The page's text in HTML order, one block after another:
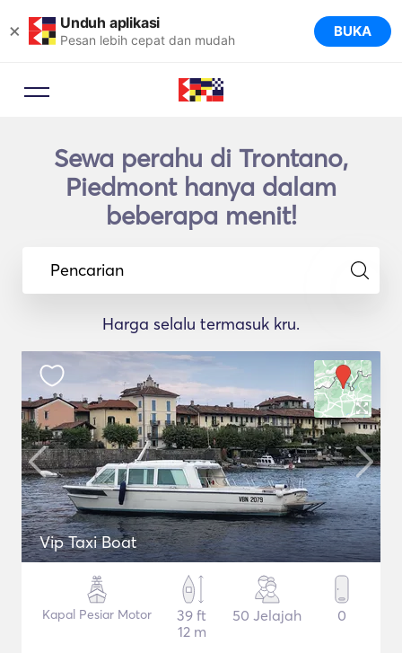
× Unduh aplikasi
Pesan lebih cepat dan mudah BUKA
Sewa perahu di Trontano,
Piedmont hanya dalam
beberapa menit!
Pencarian
Harga selalu termasuk kru.
Vip Taxi Boat
Kapal Pesiar Motor
39 ft
12 m
50 Jelajah 0